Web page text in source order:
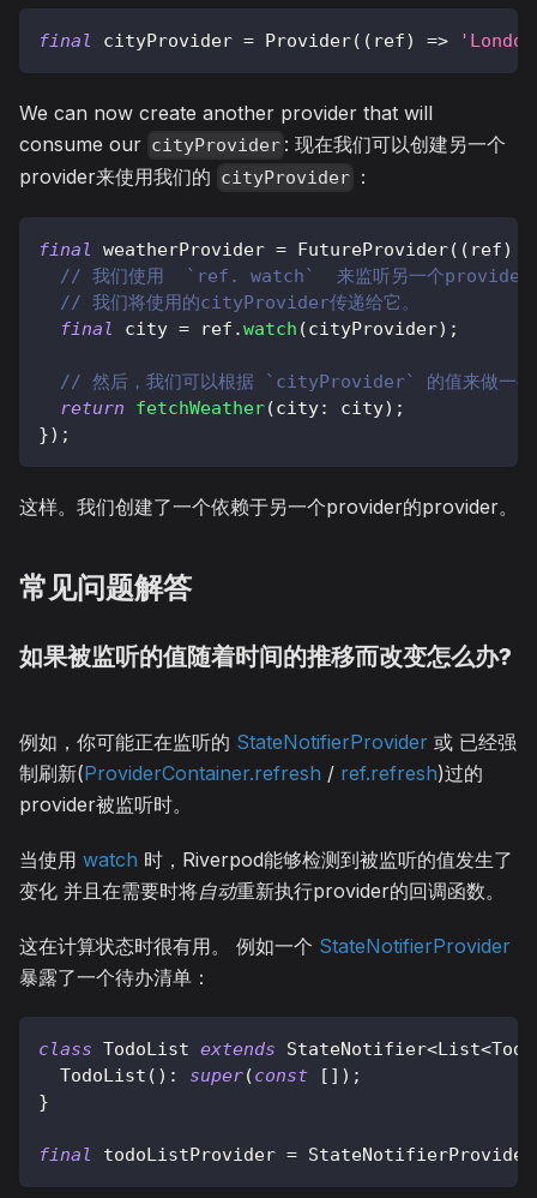
final cityProvider = Provider( ( ref) =>
We can now create another provider that will
consume our cityProvider : 现在我们可以创建另一个
provider来使用我们的 cityProvider ：
final weatherProvider = FutureProvider( ( ref)
// 我们使用  `ref. watch`  来监听另一个provider
// 我们将使用的cityProvider传递给它。
final
city = ref .watch (cityProvider) ;
// 然后，我们可以根据 `cityProvider` 的值来做一些
return
fetchWeather(city: city) ;
}) ;
这样。我们创建了一个依赖于另一个provider的provider。
常见问题解答
如果被监听的值随着时间的推移而改变怎么办?
例如，你可能正在监听的 StateNotifierProvider 或 已经强
制刷新(ProviderContainer.refresh / ref.refresh)过的
provider被监听时。
当使用 watch 时，Riverpod能够检测到被监听的值发生了
变化 并且在需要时将自动重新执行provider的回调函数。
这在计算状态时很有用。 例如一个 StateNotifierProvider
暴露了一个待办清单：
class TodoList extends StateNotifier<List<Todo
TodoList ( ) : super(const [ ] ) ;
}
final todoListProvider = StateNotifierProvider